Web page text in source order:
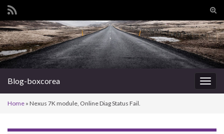
Search for:
Blog-boxcorea
Home » Nexus 7K module, Online Diag Status Fail.